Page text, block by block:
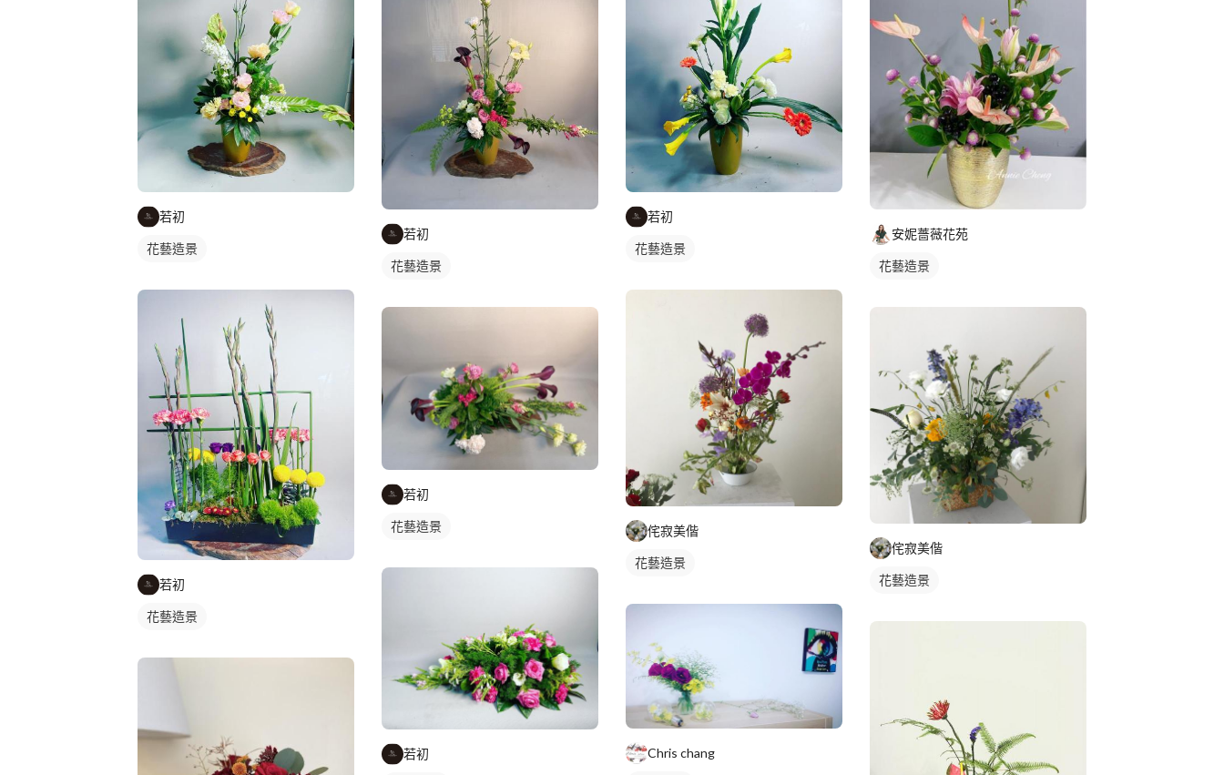
若初
花藝造景
若初
花藝造景
若初
花藝造景
若初
花藝造景
若初
若初
花藝造景
侘寂美偕
花藝造景
Chris chang
安妮薔薇花苑
花藝造景
侘寂美偕
花藝造景